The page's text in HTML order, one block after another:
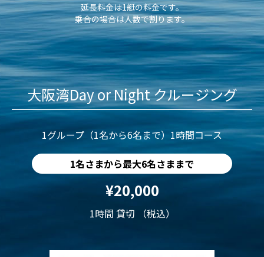
延長料金は1艇の料金です。
乗合の場合は人数で割ります。
大阪湾Day or Night クルージング
1グループ（1名から6名まで）1時間コース
1名さまから最大6名さままで
¥20,000
1時間 貸切 （税込）